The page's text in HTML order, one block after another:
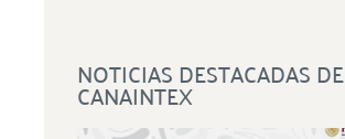
NOTICIAS DESTACADAS
CANAINTEX